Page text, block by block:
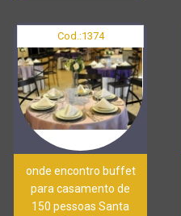
Cod.:1374
onde encontro buffet
para casamento de
150 pessoas Santa